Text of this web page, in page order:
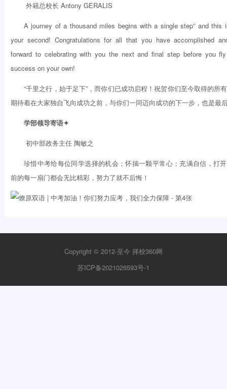
外籍总校长 Antony GERALIS
A journey of a thousand miles begins with a single step” and this
your second! Congratulations for all that you have accomplished
forward to celebrating with you the next and final step before you
success on your own!
“千里之行，始于足下”，而你们已成功启程！祝贺你们至今取得的所
期待着在大家独自飞向成功之前，与你们一同迈向成功的下一步，也是最
学部领导寄语✦
初中部政务主任 陶敏之
珍惜中考给每位同学选择的机会；怀揣一颗平常心；充满自信，打
前的每一扇门都会无比精彩，努力了就不后悔！
Copyright © 2012-至今 择校360网
苏ICP备2021026593号-1